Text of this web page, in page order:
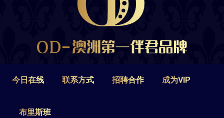
今日在线 联系方式 招聘合作 成为VIP
布里斯班